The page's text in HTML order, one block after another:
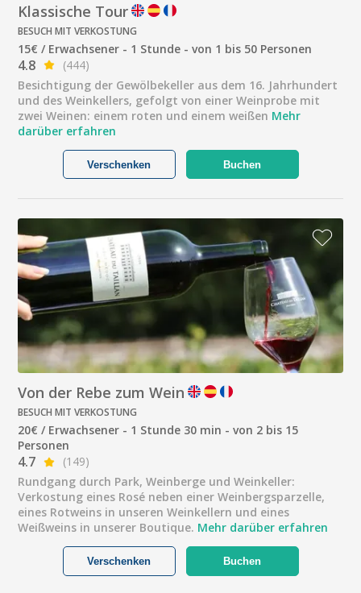
Klassische Tour
BESUCH MIT VERKOSTUNG
15€ / Erwachsener - 1 Stunde - von 1 bis 50 Personen
4.8
(444)
Besichtigung der Gewölbekeller aus dem 16. Jahrhundert
und des Weinkellers, gefolgt von einer Weinprobe mit
zwei Weinen: einem roten und einem weißen Mehr
darüber erfahren
Buchen
Verschenken
Von der Rebe zum Wein
BESUCH MIT VERKOSTUNG
20€ / Erwachsener - 1 Stunde 30 min - von 2 bis 15
Personen
4.7
(149)
Rundgang durch Park, Weinberge und Weinkeller:
Verkostung eines Rosé neben einer Weinbergsparzelle,
eines Rotweins in unseren Weinkellern und eines
Weißweins in unserer Boutique. Mehr darüber erfahren
Buchen
Verschenken